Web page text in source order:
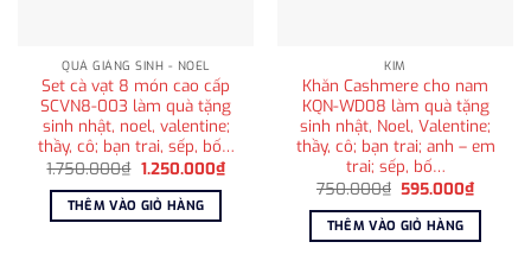
QUÀ GIÁNG SINH - NOEL
Set cà vạt 8 món cao cấp
SCVN8-003 làm quà tặng
sinh nhật, noel, valentine;
thầy, cô; bạn trai, sếp, bố…
1.750.000₫ Giá
là:
1.750.000₫.
1.250.000₫Giá
hiện
THÊM VÀO GIỎ HÀNG
KIM
Khăn Cashmere cho nam
KQN-WD08 làm quà tặng
sinh nhật, Noel, Valentine;
thầy, cô; bạn trai; anh – em
trai; sếp, bố…
750.000₫ Giá
là:
750.000₫.
595.000₫Giá
hiện
tại
THÊM VÀO GIỎ HÀNG